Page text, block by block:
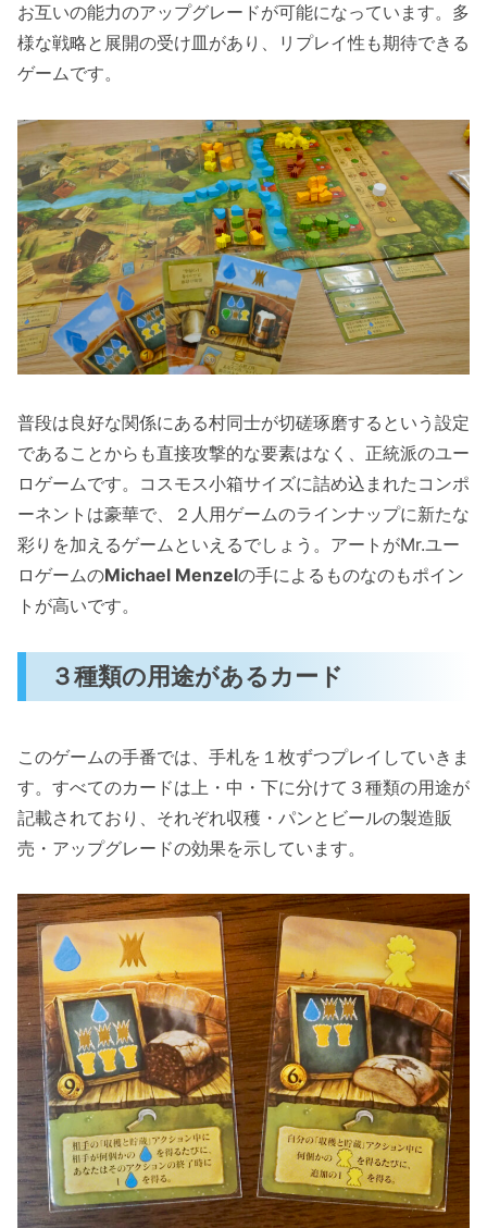
お互いの能力のアップグレードが可能になっています。多
様な戦略と展開の受け皿があり、リプレイ性も期待できる
ゲームです。
普段は良好な関係にある村同士が切磋琢磨するという設定
であることからも直接攻撃的な要素はなく、正統派のユー
ロゲームです。コスモス小箱サイズに詰め込まれたコンポ
ーネントは豪華で、２人用ゲームのラインナップに新たな
彩りを加えるゲームといえるでしょう。アートがMr.ユー
ロゲームのMichael Menzelの手によるものなのもポイン
トが高いです。
３種類の用途があるカード
このゲームの手番では、手札を１枚ずつプレイしていきま
す。すべてのカードは上・中・下に分けて３種類の用途が
記載されており、それぞれ収穫・パンとビールの製造販
売・アップグレードの効果を示しています。